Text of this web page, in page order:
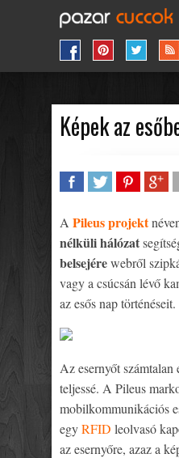
Képek az
A Pileus projekt
nélküli hálózat
belsejérewebről
vagy a csúcsán lévő
az esős nap történéseit.
Az esernyőt
teljessé. A Pileus
mobilkommunikációs
egyRFID leolvasó
az esernyőre, azaz a